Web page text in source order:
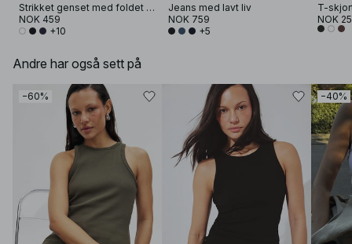
Strikket genset med foldet erme
NOK 459
+10
Jeans med lavt liv
NOK 759
+5
T-
NOK
Andre har også sett på
−60% −40%